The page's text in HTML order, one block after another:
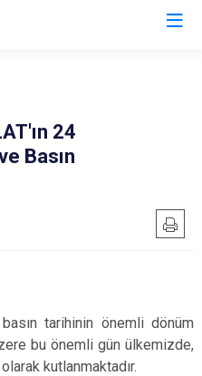
Başiskele24
Basın
tarihinin önemli dönüm
bu önemli gün ülkemizde,
kutlanmaktadır.